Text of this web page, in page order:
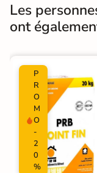
Masse colorée
Finition
Surface
Résistant au Gel
Pièce humides
Les
ont
P
R
O
M
O
-
2
0
%